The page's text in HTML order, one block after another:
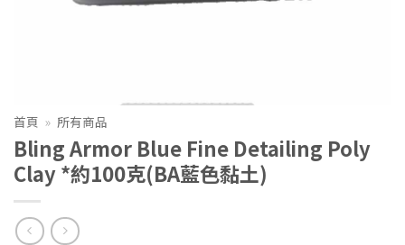
首頁 » 所有商品
Bling Armor Blue Fine Detailing Poly
Clay *約100克(BA藍色黏土)